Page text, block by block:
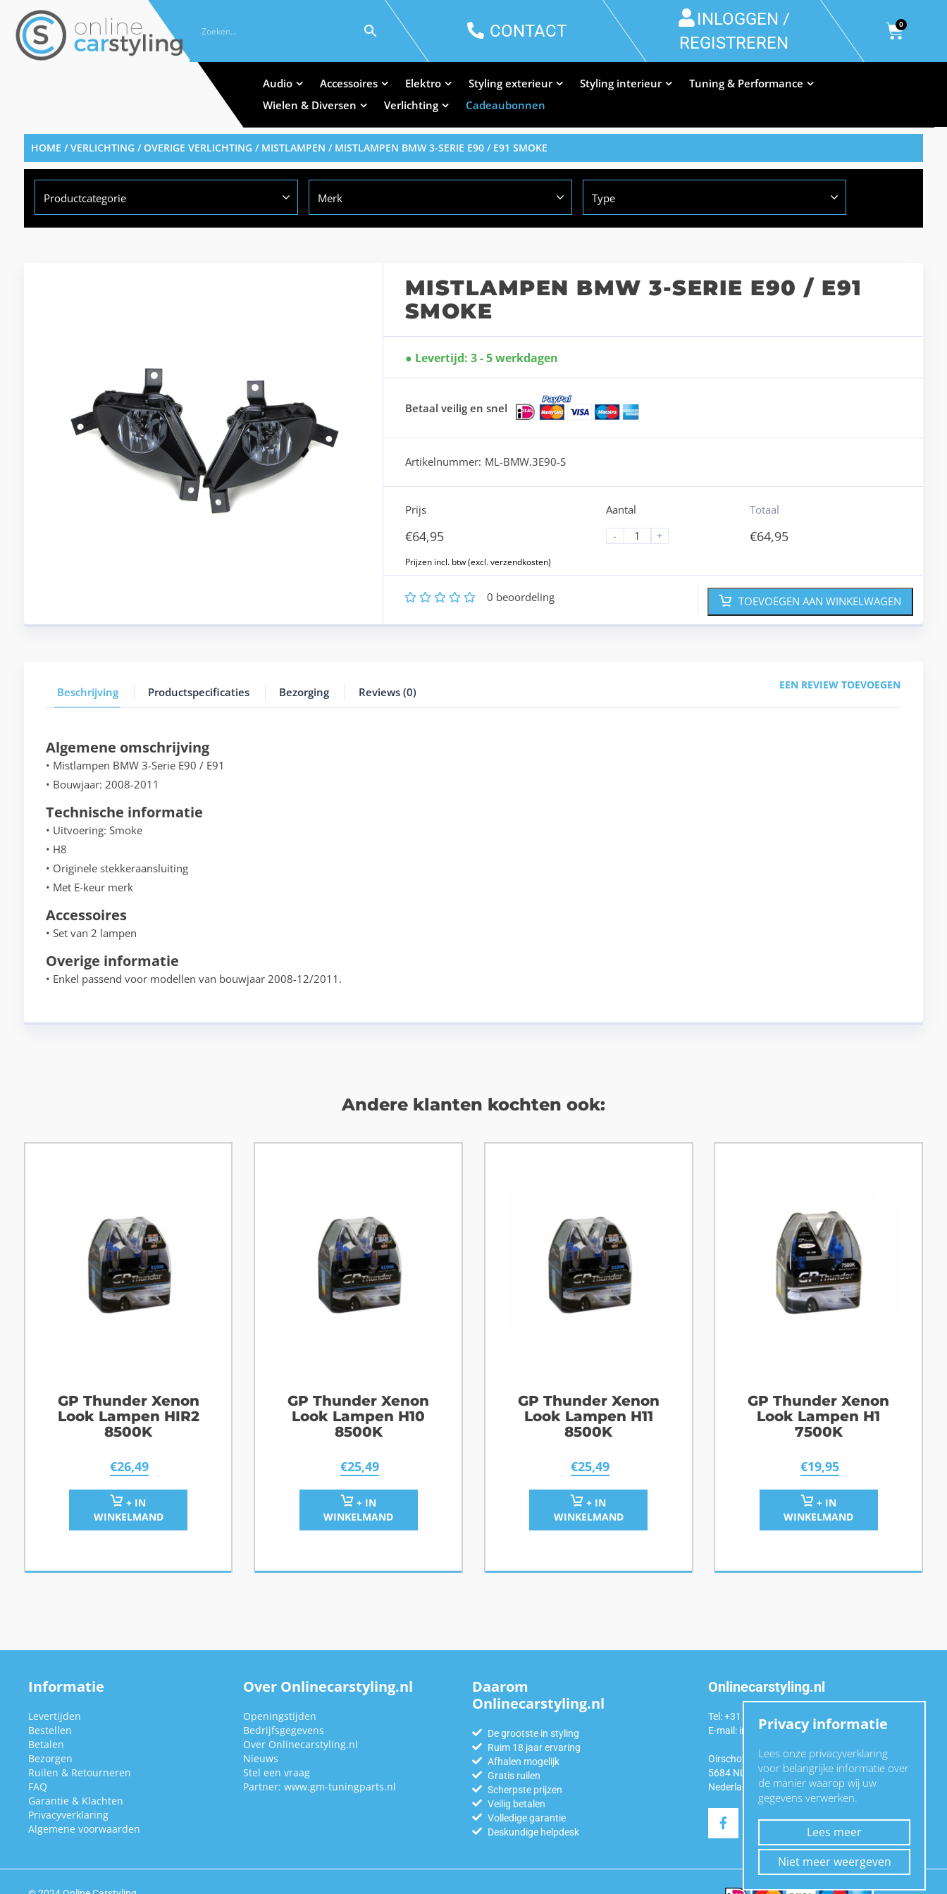
CONTACT
INLOGGEN /
REGISTREREN
0
Audio Accessoires Elektro Styling exterieur Styling interieur
Tuning & Performance
Wielen & Diversen
Verlichting Cadeaubonnen
HOME /VERLICHTING /OVERIGE VERLICHTING / MISTLAMPEN / MISTLAMPEN BMW 3-SERIE E90 / E91 SMOKE
Productcategorie Merk Type
MISTLAMPEN BMW 3-SERIE E90 / E91
SMOKE
Levertijd: 3 - 5 werkdagen
Betaal veilig en snel
Artikelnummer: ML-BMW.3E90-S
Prijs
€64,95
Aantal
-
+
Totaal
€64,95
5
4
3
2 0 beoordeling TOEVOEGEN AAN WINKELWAGEN
Beschrijving Productspecificaties Bezorging Reviews (0)
EEN REVIEW TOEVOEGEN
Algemene omschrijving
• Mistlampen BMW 3-Serie E90 / E91
• Bouwjaar: 2008-2011
Technische informatie
• Uitvoering: Smoke
• H8
• Originele stekkeraansluiting
• Met E-keur merk
Accessoires
• Set van 2 lampen
Overige informatie
• Enkel passend voor modellen van bouwjaar 2008-12/2011.
Andere klanten kochten ook:
GP Thunder Xenon
Look Lampen HIR2
8500K
€26,49
+ IN
WINKELMAND
GP Thunder Xenon
Look Lampen H10
8500K
€25,49
+ IN
WINKELMAND
GP Thunder Xenon
Look Lampen H11
8500K
€25,49
+ IN
WINKELMAND
GP Thunder Xenon
Look Lampen H1
7500K
€19,95
+ IN
WINKELMAND
Informatie
Levertijden
Bestellen
Betalen
Bezorgen
Ruilen & Retourneren
FAQ
Garantie & Klachten
Privacyverklaring
Algemene voorwaarden
Over Onlinecarstyling.nl
Openingstijden
Bedrijfsgegevens
Over Onlinecarstyling.nl
Nieuws
Stel een vraag
Partner: www.gm-tuningparts.nl
Daarom
Onlinecarstyling.nl
De grootste in styling
Ruim 18 jaar ervaring
Afhalen mogelijk
Gratis ruilen
Scherpste prijzen
Veilig betalen
Volledige garantie
Deskundige helpdesk
Onlinecarstyling.nl
Tel: +31 (0)6 54 98 49 99
E-mail: info@onlinecarstyling.nl
Oirschotseweg 92a
5684 NL Best
Nederland
Privacy informatie
Lees onze privacyverklaring
voor belangrijke informatie over
de manier waarop wij uw
gegevens verwerken.
Lees meer
Niet meer weergeven